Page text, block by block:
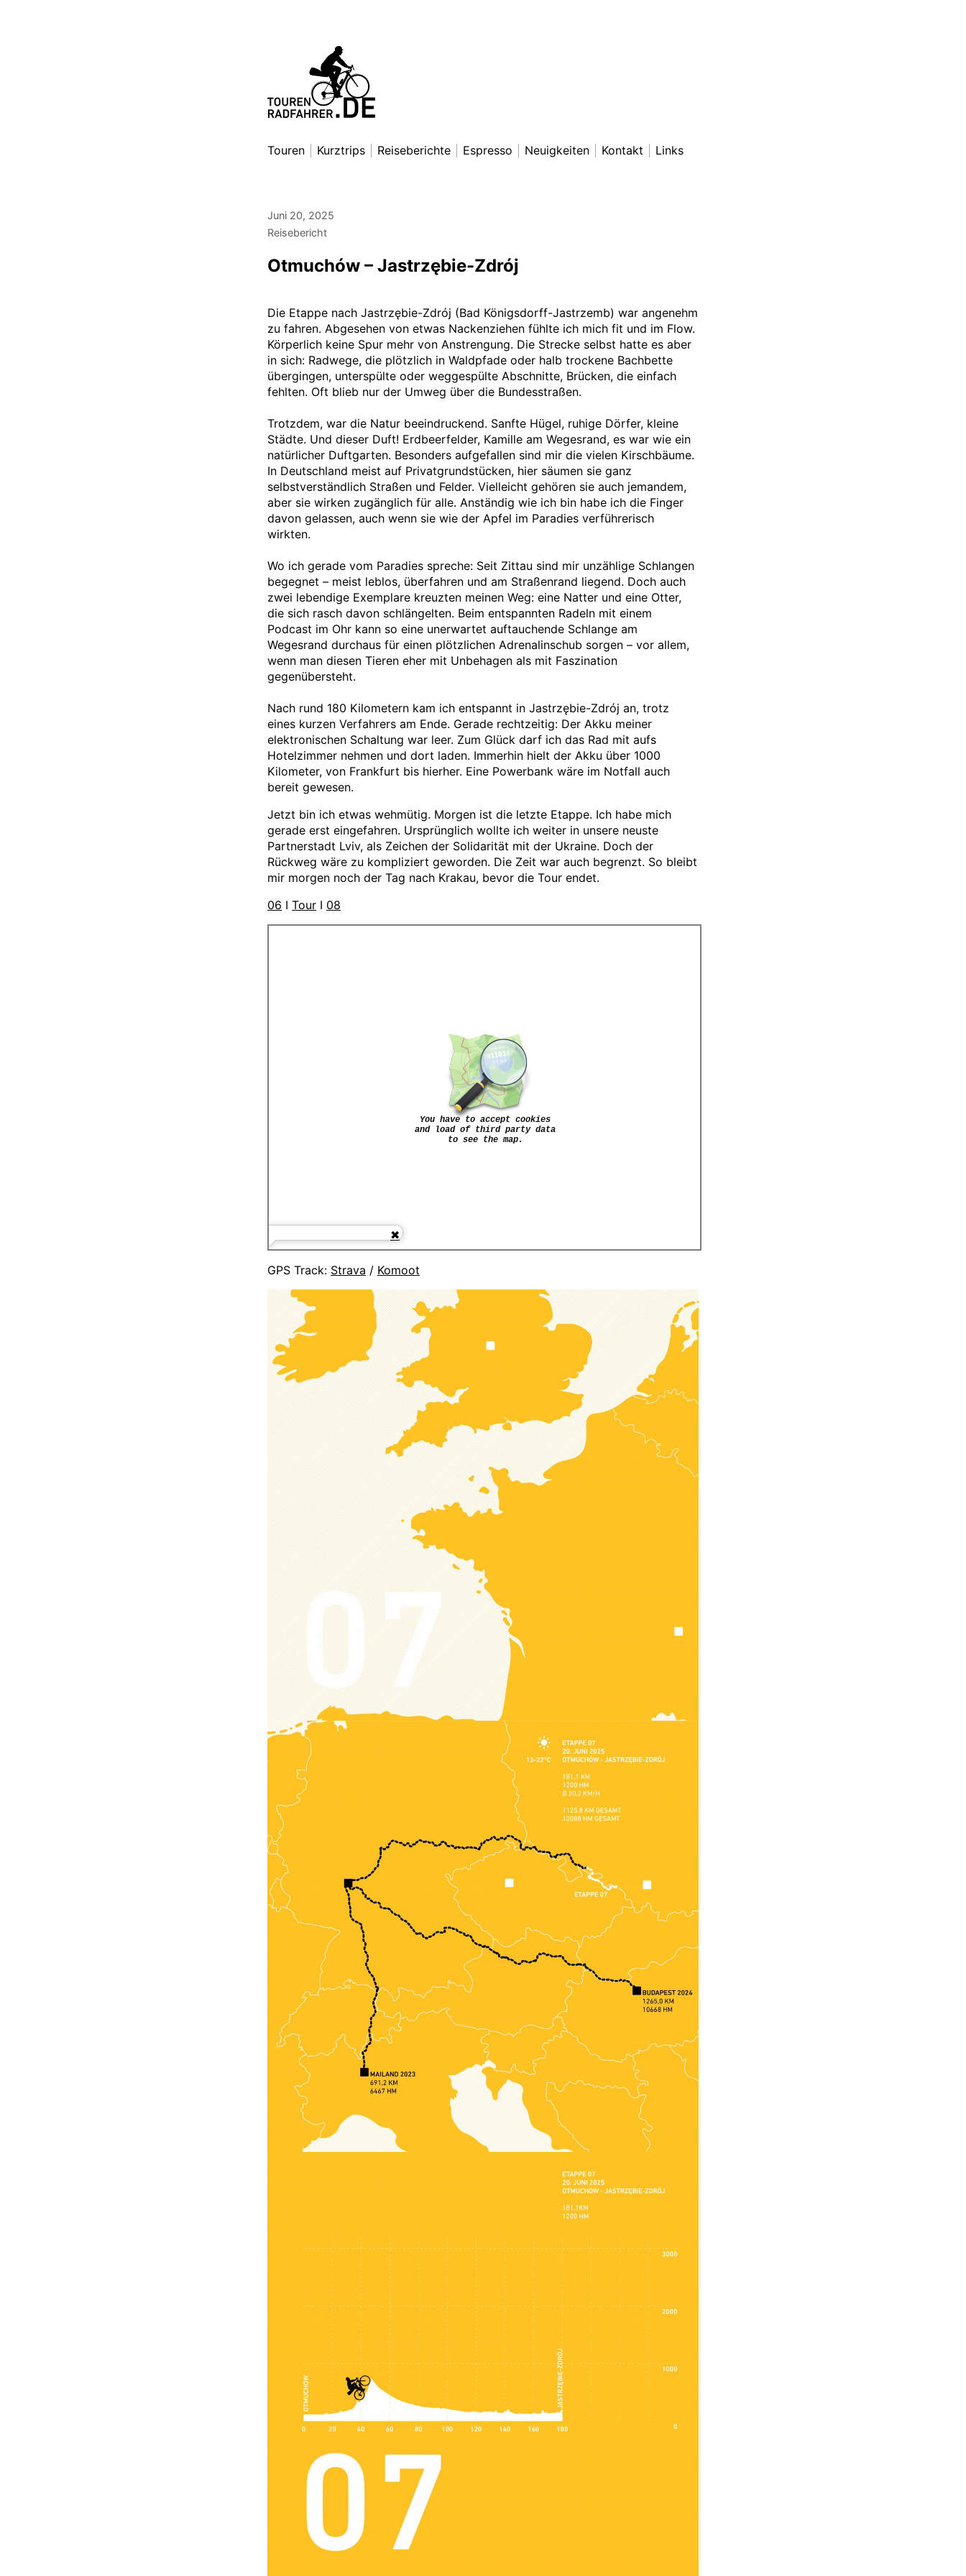
Tourenradfahrer
Danny Alexander Lettkemann
Touren Kurztrips Reiseberichte Espresso Neuigkeiten Kontakt Links
Juni 20, 2025
Reisebericht
Otmuchów – Jastrzębie-Zdrój
Die Etappe nach Jastrzębie-Zdrój (Bad Königsdorff-Jastrzemb) war angenehm
zu fahren. Abgesehen von etwas Nackenziehen fühlte ich mich fit und im Flow.
Körperlich keine Spur mehr von Anstrengung. Die Strecke selbst hatte es aber
in sich: Radwege, die plötzlich in Waldpfade oder halb trockene Bachbette
übergingen, unterspülte oder weggespülte Abschnitte, Brücken, die einfach
fehlten. Oft blieb nur der Umweg über die Bundesstraßen.
Trotzdem, war die Natur beeindruckend. Sanfte Hügel, ruhige Dörfer, kleine
Städte. Und dieser Duft! Erdbeerfelder, Kamille am Wegesrand, es war wie ein
natürlicher Duftgarten. Besonders aufgefallen sind mir die vielen Kirschbäume.
In Deutschland meist auf Privatgrundstücken, hier säumen sie ganz
selbstverständlich Straßen und Felder. Vielleicht gehören sie auch jemandem,
aber sie wirken zugänglich für alle. Anständig wie ich bin habe ich die Finger
davon gelassen, auch wenn sie wie der Apfel im Paradies verführerisch
wirkten.
Wo ich gerade vom Paradies spreche: Seit Zittau sind mir unzählige Schlangen
begegnet – meist leblos, überfahren und am Straßenrand liegend. Doch auch
zwei lebendige Exemplare kreuzten meinen Weg: eine Natter und eine Otter,
die sich rasch davon schlängelten. Beim entspannten Radeln mit einem
Podcast im Ohr kann so eine unerwartet auftauchende Schlange am
Wegesrand durchaus für einen plötzlichen Adrenalinschub sorgen – vor allem,
wenn man diesen Tieren eher mit Unbehagen als mit Faszination
gegenübersteht.
Nach rund 180 Kilometern kam ich entspannt in Jastrzębie-Zdrój an, trotz
eines kurzen Verfahrers am Ende. Gerade rechtzeitig: Der Akku meiner
elektronischen Schaltung war leer. Zum Glück darf ich das Rad mit aufs
Hotelzimmer nehmen und dort laden. Immerhin hielt der Akku über 1000
Kilometer, von Frankfurt bis hierher. Eine Powerbank wäre im Notfall auch
bereit gewesen.
Jetzt bin ich etwas wehmütig. Morgen ist die letzte Etappe. Ich habe mich
gerade erst eingefahren. Ursprünglich wollte ich weiter in unsere neuste
Partnerstadt Lviv, als Zeichen der Solidarität mit der Ukraine. Doch der
Rückweg wäre zu kompliziert geworden. Die Zeit war auch begrenzt. So bleibt
mir morgen noch der Tag nach Krakau, bevor die Tour endet.
06 I Tour I 08
GPS Track: Strava / Komoot